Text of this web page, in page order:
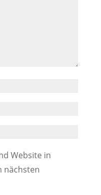
Website in
nächsten